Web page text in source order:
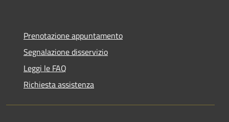
Prenotazione appuntamento
Segnalazione disservizio
Leggi le FAQ
Richiesta assistenza